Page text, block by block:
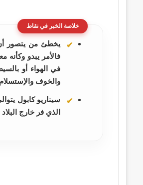
خلاصة الخبر في نقاط
يخطئ من يتصور أن
فالأمر يبدو
في الهواء أو
والخوف
سيناريو كابول
الذي فر خارج البلاد